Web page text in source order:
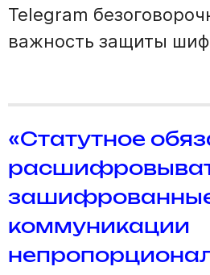
Telegram
важность защиты
«Статутное
коммуникации